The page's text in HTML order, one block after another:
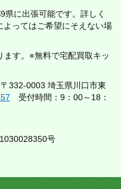
に出張可能です。詳しく
ってはご希望にそえない場
す。※無料で宅配買取キッ
332-0003 埼玉県川口市東
受付時間：9：00～18：
号